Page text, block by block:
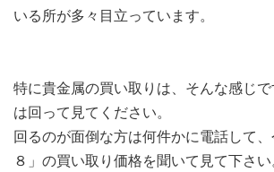
いる所が多々目立っています。
特に貴金属の買い取りは、そんな感じ
は回って見てください。
回るのが面倒な方は何件かに電話して、
８」の買い取り価格を聞いて見て下さ